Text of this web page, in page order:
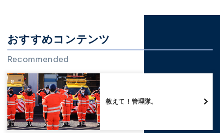
おすすめコンテンツ
Recommended
教えて！管理隊。